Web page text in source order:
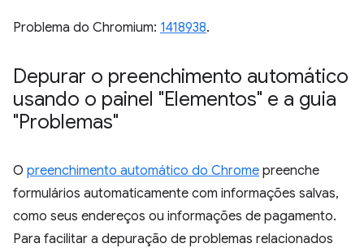
Problema do Chromium: 1418938.
Depurar o preenchimento automático
usando o painel "Elementos" e a guia
"Problemas"
O preenchimento automático do Chrome preenche
formulários automaticamente com informações salvas,
como seus endereços ou informações de pagamento.
Para facilitar a depuração de problemas relacionados